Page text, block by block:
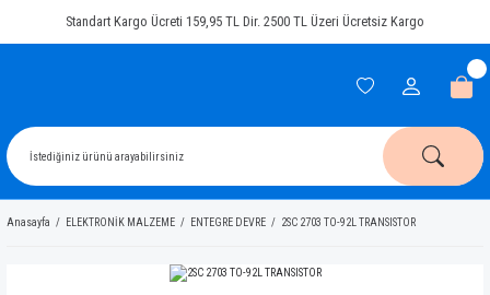
Standart Kargo Ücreti 159,95 TL Dir. 2500 TL Üzeri Ücretsiz Kargo
Anasayfa ELEKTRONİK MALZEME ENTEGRE DEVRE 2SC 2703 TO-92L TRANSISTOR